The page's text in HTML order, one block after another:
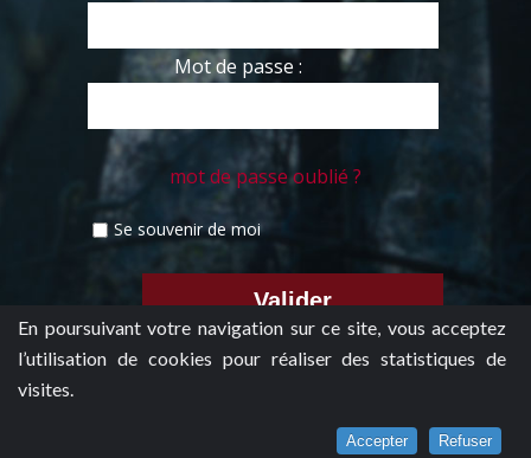
En poursuivant votre navigation sur ce site, vous acceptez
l’utilisation de cookies pour réaliser des statistiques de
visites.
Accepter Refuser
Mot de passe :
mot de passe oublié ?
Se souvenir de moi